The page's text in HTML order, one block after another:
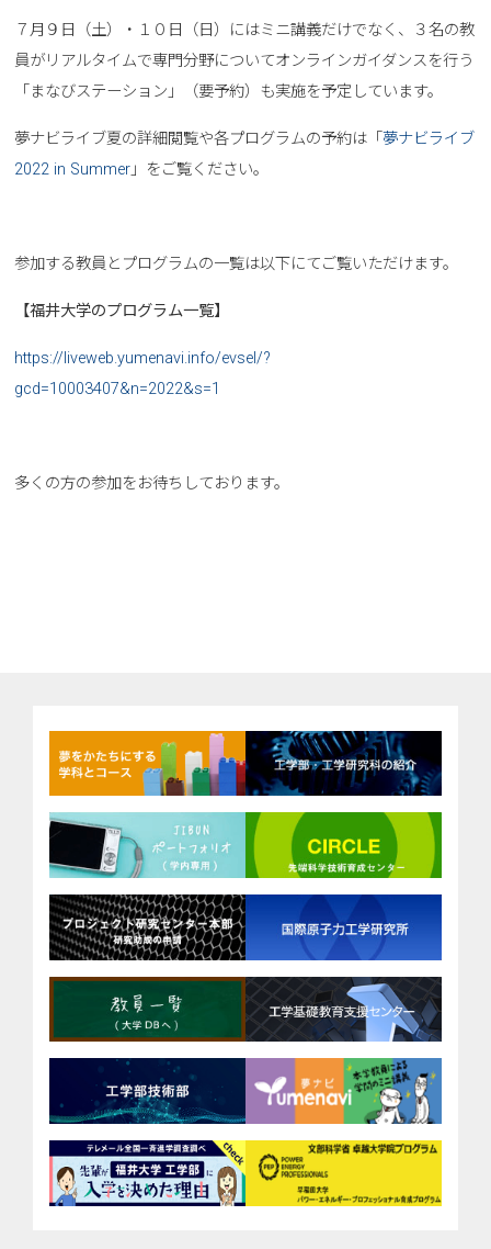
７月９日（土）・１０日（日）にはミニ講義だけでなく、３名の教
員がリアルタイムで専門分野についてオンラインガイダンスを行う
「まなびステーション」（要予約）も実施を予定しています。
夢ナビライブ夏の詳細閲覧や各プログラムの予約は「夢ナビライブ
2022 in Summer 」をご覧ください。
参加する教員とプログラムの一覧は以下にてご覧いただけます。
【福井大学のプログラム一覧】
https://liveweb.yumenavi.info/evsel/?
gcd=10003407&n=2022&s=1
多くの方の参加をお待ちしております。